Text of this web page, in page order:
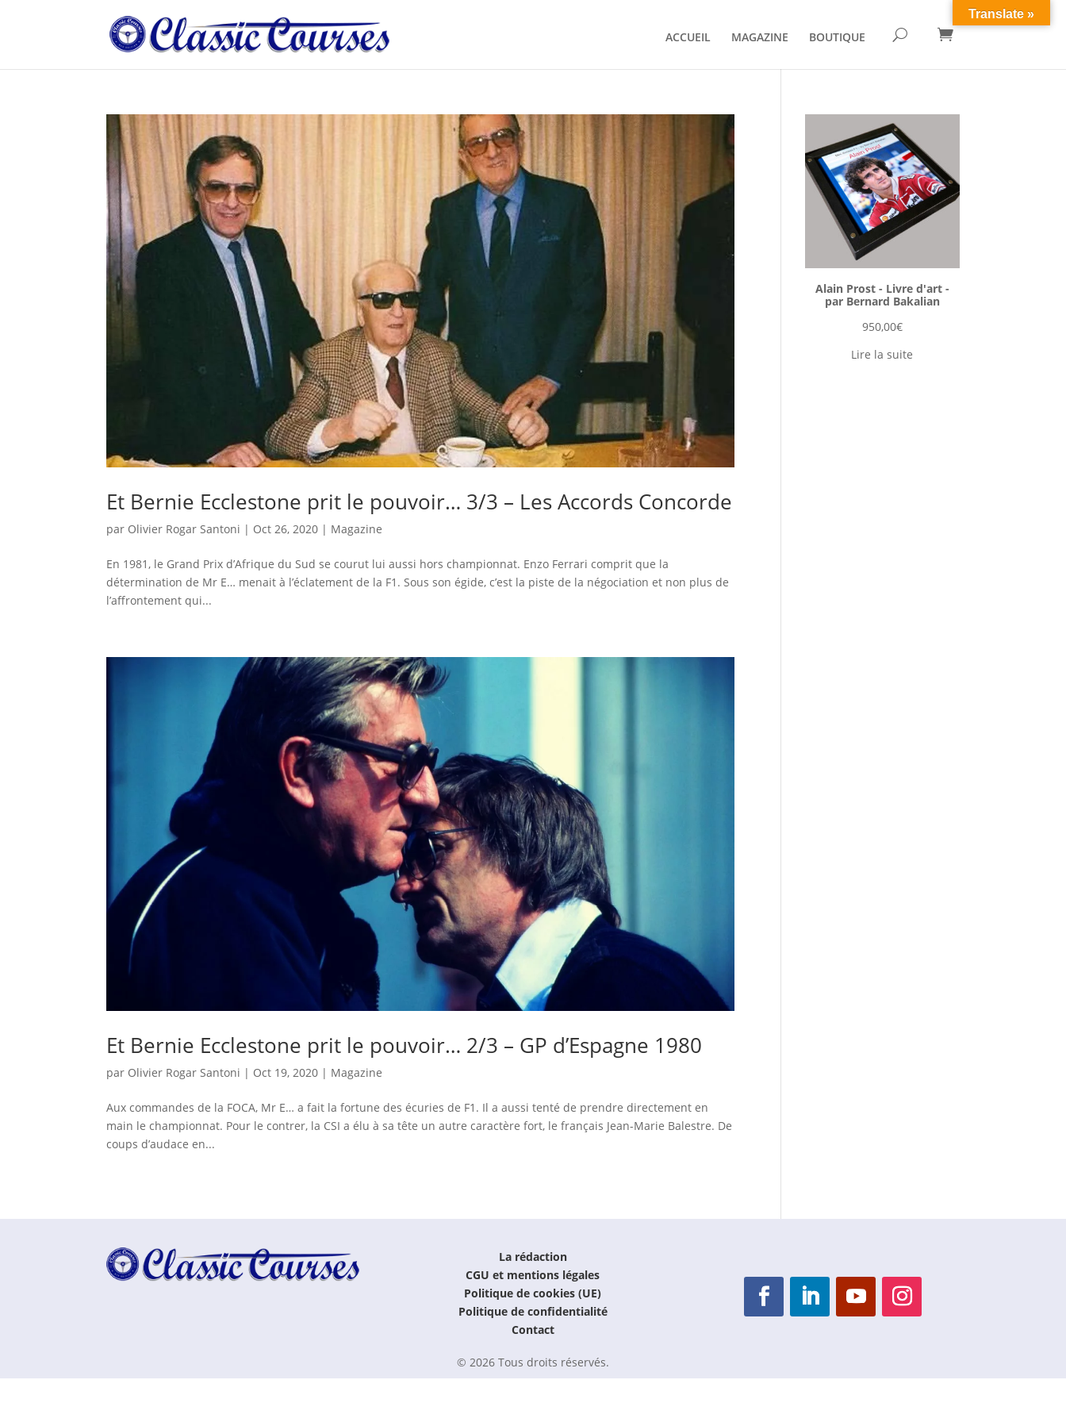
ACCUEIL MAGAZINE BOUTIQUE U 
Et Bernie Ecclestone prit le pouvoir… 3/3 – Les Accords Concorde
par Olivier Rogar Santoni | Oct 26, 2020 | Magazine
En 1981, le Grand Prix d’Afrique du Sud se courut lui aussi hors championnat. Enzo Ferrari comprit que la
détermination de Mr E… menait à l’éclatement de la F1. Sous son égide, c’est la piste de la négociation et non plus de
l’affrontement qui...
Et Bernie Ecclestone prit le pouvoir… 2/3 – GP d’Espagne 1980
par Olivier Rogar Santoni | Oct 19, 2020 | Magazine
Aux commandes de la FOCA, Mr E… a fait la fortune des écuries de F1. Il a aussi tenté de prendre directement en
main le championnat. Pour le contrer, la CSI a élu à sa tête un autre caractère fort, le français Jean-Marie Balestre. De
coups d’audace en...
Alain Prost - Livre d'art -
par Bernard Bakalian
950,00€
Lire la suite
La rédaction
CGU et mentions légales
Politique de cookies (UE)
Politique de confidentialité
Contact
© 2026 Tous droits réservés.
Translate »